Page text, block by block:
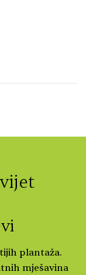
plantaža.
mješavina